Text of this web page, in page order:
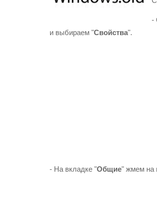
-
и выбираем "Свойства".
- На вкладке "Общие" жмем на